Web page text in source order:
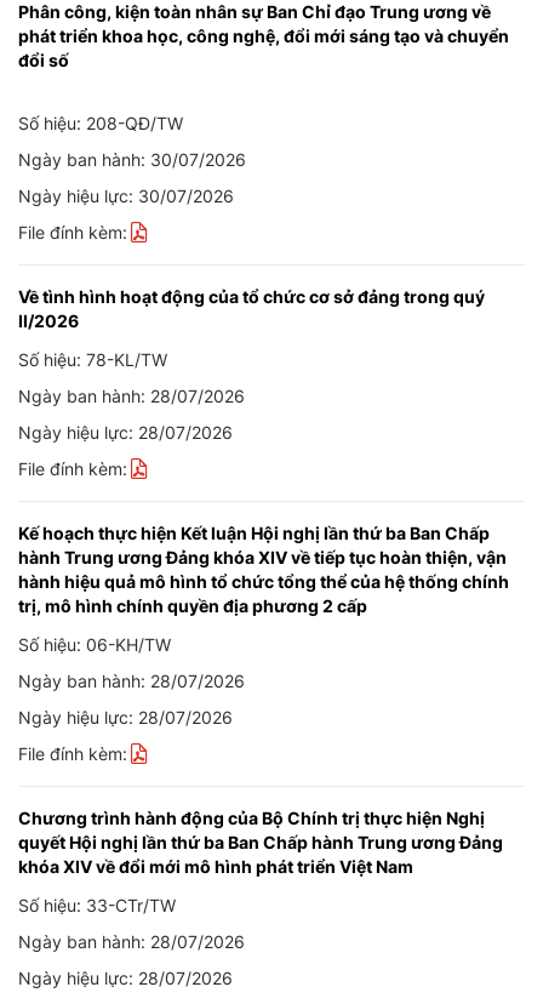
Phân công, kiện toàn nhân sự Ban Chỉ đạo Trung ương về
phát triển khoa học, công nghệ, đổi mới sáng tạo và chuyển
đổi số
Số hiệu: 208-QĐ/TW
Ngày ban hành: 30/07/2026
Ngày hiệu lực: 30/07/2026
File đính kèm:
Về tình hình hoạt động của tổ chức cơ sở đảng trong quý
II/2026
Số hiệu: 78-KL/TW
Ngày ban hành: 28/07/2026
Ngày hiệu lực: 28/07/2026
File đính kèm:
Kế hoạch thực hiện Kết luận Hội nghị lần thứ ba Ban Chấp
hành Trung ương Đảng khóa XIV về tiếp tục hoàn thiện, vận
hành hiệu quả mô hình tổ chức tổng thể của hệ thống chính
trị, mô hình chính quyền địa phương 2 cấp
Số hiệu: 06-KH/TW
Ngày ban hành: 28/07/2026
Ngày hiệu lực: 28/07/2026
File đính kèm:
Chương trình hành động của Bộ Chính trị thực hiện Nghị
quyết Hội nghị lần thứ ba Ban Chấp hành Trung ương Đảng
khóa XIV về đổi mới mô hình phát triển Việt Nam
Số hiệu: 33-CTr/TW
Ngày ban hành: 28/07/2026
Ngày hiệu lực: 28/07/2026